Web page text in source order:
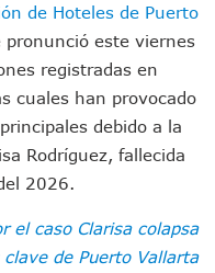
Cientos De Familias En Las
Mantienen Restricciones
Y Comienza Una Nueva Vida
Mil Empleos; Solo Generó 262 Mil
Edificios Y Puentes En
Camiones Al Corredor Bahía
Más Ministerios Públicos Para
Percepción De Inseguridad
Reúne A Emprendedores
de Hoteles de Puerto
pronunció este viernes
registradas en
cuales han provocado
debido a la
Rodríguez, fallecida
2026.
el caso Clarisa colapsa
clave de Puerto Vallarta